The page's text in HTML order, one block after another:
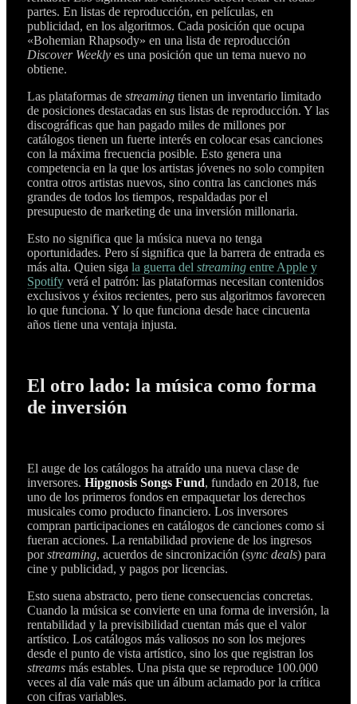
partes. En listas de reproducción, en películas, en
publicidad, en los algoritmos. Cada posición que ocupa
«Bohemian Rhapsody» en una lista de reproducción
Discover Weekly es una posición que un tema nuevo no
obtiene.
Las plataformas de streaming tienen un inventario limitado
de posiciones destacadas en sus listas de reproducción. Y las
discográficas que han pagado miles de millones por
catálogos tienen un fuerte interés en colocar esas canciones
con la máxima frecuencia posible. Esto genera una
competencia en la que los artistas jóvenes no solo compiten
contra otros artistas nuevos, sino contra las canciones más
grandes de todos los tiempos, respaldadas por el
presupuesto de marketing de una inversión millonaria.
Esto no significa que la música nueva no tenga
oportunidades. Pero sí significa que la barrera de entrada es
más alta. Quien siga la guerra del streaming entre Apple y
Spotify verá el patrón: las plataformas necesitan contenidos
exclusivos y éxitos recientes, pero sus algoritmos favorecen
lo que funciona. Y lo que funciona desde hace cincuenta
años tiene una ventaja injusta.
El otro lado: la música como forma
de inversión
El auge de los catálogos ha atraído una nueva clase de
inversores. Hipgnosis Songs Fund, fundado en 2018, fue
uno de los primeros fondos en empaquetar los derechos
musicales como producto financiero. Los inversores
compran participaciones en catálogos de canciones como si
fueran acciones. La rentabilidad proviene de los ingresos
porstreaming, acuerdos de sincronización (sync deals) para
cine y publicidad, y pagos por licencias.
Esto suena abstracto, pero tiene consecuencias concretas.
Cuando la música se convierte en una forma de inversión, la
rentabilidad y la previsibilidad cuentan más que el valor
artístico. Los catálogos más valiosos no son los mejores
desde el punto de vista artístico, sino los que registran los
streams más estables. Una pista que se reproduce 100.000
veces al día vale más que un álbum aclamado por la crítica
con cifras variables.